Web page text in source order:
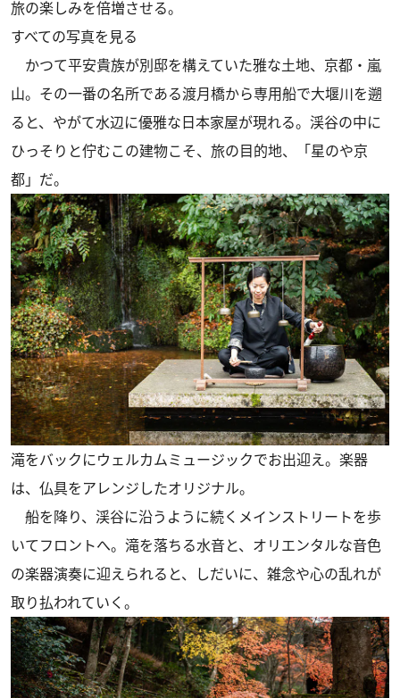
旅の楽しみを倍増させる。
すべての写真を見る
かつて平安貴族が別邸を構えていた雅な土地、京都・嵐
山。その一番の名所である渡月橋から専用船で大堰川を遡
ると、やがて水辺に優雅な日本家屋が現れる。渓谷の中に
ひっそりと佇むこの建物こそ、旅の目的地、「星のや京
都」だ。
滝をバックにウェルカムミュージックでお出迎え。楽器
は、仏具をアレンジしたオリジナル。
船を降り、渓谷に沿うように続くメインストリートを歩
いてフロントへ。滝を落ちる水音と、オリエンタルな音色
の楽器演奏に迎えられると、しだいに、雑念や心の乱れが
取り払われていく。